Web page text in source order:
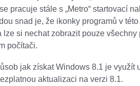
pracuje stále s „Metro“ startovací
snad je, že ikonky programů v
lze si nechat zobrazit pouze všechny
počítači.
jak získat Windows 8.1 je využít
aktualizaci na verzi 8.1.